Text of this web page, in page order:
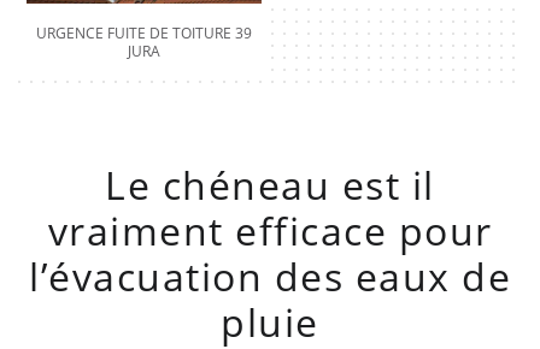
URGENCE FUITE DE TOITURE 39
JURA
Le chéneau est il
vraiment efficace pour
l’évacuation des eaux de
pluie